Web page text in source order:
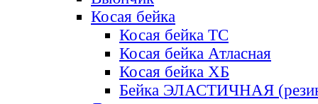
Косая бейка
Косая бейка ТС
Косая бейка Атласная
Косая бейка ХБ
Бейка ЭЛАСТИЧНАЯ